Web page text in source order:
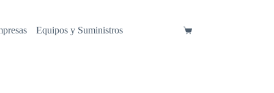
Equipos y Suministros
Carro